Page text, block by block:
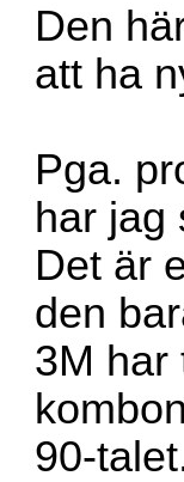
Den
att ha
Pga.
har jag
Det är
den
3M har
90-